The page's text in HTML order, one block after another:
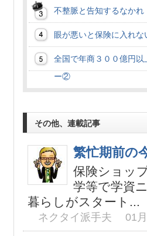
不整脈と告知するなかれ
眼が悪いと保険に入れな
全国で年商３００億円
ー②
その他、連載記事
繁忙期前の
保険ショッ
学等で学資
暮らしがスタート...
ネクタイ派手夫 01月